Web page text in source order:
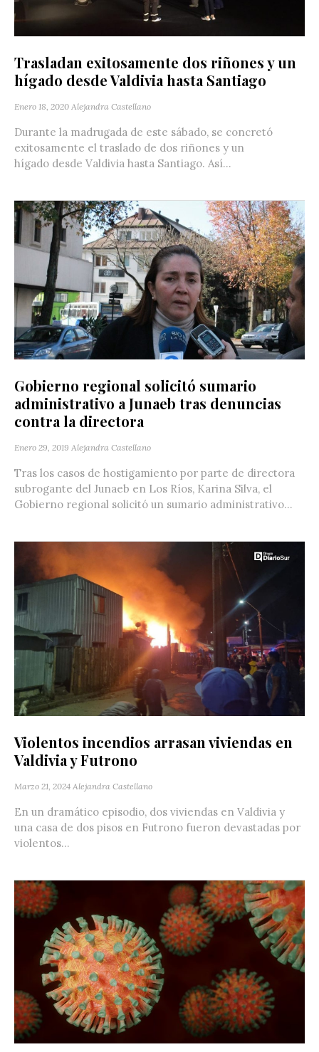
Trasladan exitosamente dos riñones y un
hígado desde Valdivia hasta Santiago
Enero 18, 2020 Alejandra Castellano
Durante la madrugada de este sábado, se concretó
exitosamente el traslado de dos riñones y un
hígado desde Valdivia hasta Santiago. Así...
Gobierno regional solicitó sumario
administrativo a Junaeb tras denuncias
contra la directora
Enero 29, 2019 Alejandra Castellano
Tras los casos de hostigamiento por parte de directora
subrogante del Junaeb en Los Ríos, Karina Silva, el
Gobierno regional solicitó un sumario administrativo...
Violentos incendios arrasan viviendas en
Valdivia y Futrono
Marzo 21, 2024 Alejandra Castellano
En un dramático episodio, dos viviendas en Valdivia y
una casa de dos pisos en Futrono fueron devastadas por
violentos...